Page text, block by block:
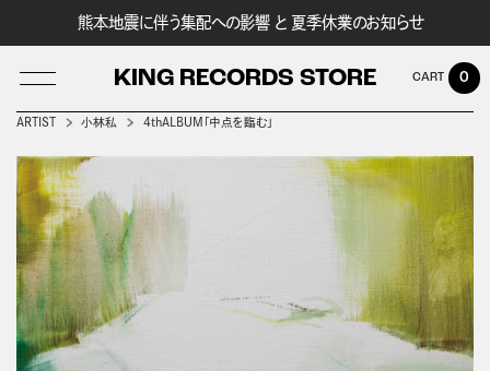
熊本地震に伴う集配への影響 と 夏季休業のお知らせ
KING RECORDS STORE
LOG IN
0
ARTIST 小林私 4thALBUM「中点を臨む」